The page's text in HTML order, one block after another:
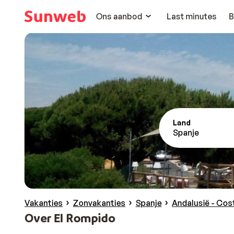
Ons aanbod
Last minutes
Land
Spanje
Vakanties Zonvakanties Spanje Andalusië -
Over El Rompido